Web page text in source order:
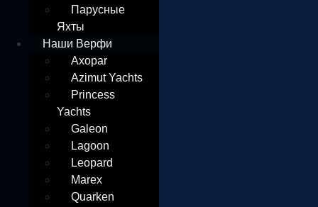
Парусные
Яхты
Наши Верфи
Axopar
Azimut Yachts
Princess
Yachts
Galeon
Lagoon
Leopard
Marex
Quarken